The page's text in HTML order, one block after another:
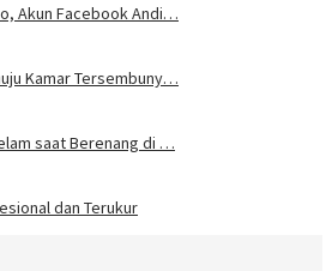
Akun Facebook Andi…
Kamar Tersembuny…
saat Berenang di …
dan Terukur